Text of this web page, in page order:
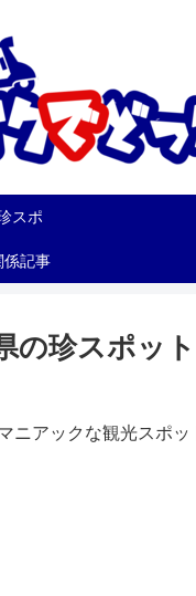
スポ
係記事
の珍スポッ
ニアックな観光スポッ